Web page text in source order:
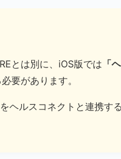
とは別に、iOS版では 「
要があります。
ヘルスコネクトと連携す